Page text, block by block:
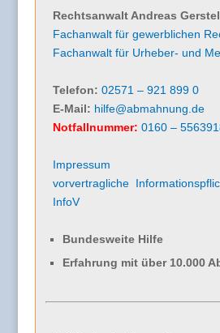
Rechtsanwalt Andreas Gerstel
Fachanwalt für gewerblichen
Fachanwalt für Urheber- und
Telefon: 02571 – 921 899 0
E-Mail: hilfe@abmahnung.de
Notfallnummer: 0160 –
Impressum
vorvertragliche
InfoV
Bundesweite Hilfe
Erfahrung mit über 10.000